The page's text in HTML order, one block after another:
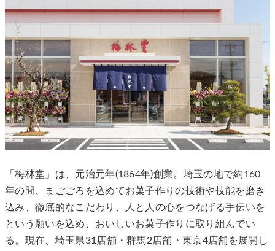
「梅林堂」は、元治元年(1864年)創業。埼玉の地で約160
年の間、まごごろを込めてお菓子作りの技術や技能を磨き
込み、徹底的なこだわり、人と人の心をつなげる手伝いを
という願いを込め、おいしいお菓子作りに取り組んでい
る。現在、埼玉県31店舗・群馬2店舗・東京4店舗を展開し